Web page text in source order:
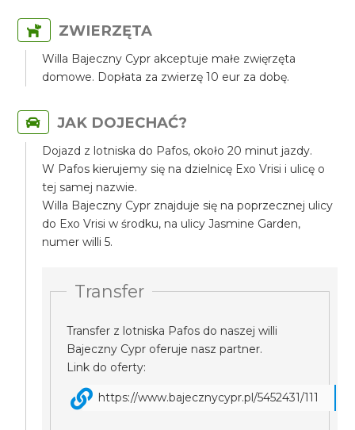
ZWIERZĘTA
Willa Bajeczny Cypr akceptuje małe zwięrzęta
domowe. Dopłata za zwierzę 10 eur za dobę.
JAK DOJECHAĆ?
Dojazd z lotniska do Pafos, około 20 minut jazdy.
W Pafos kierujemy się na dzielnicę Exo Vrisi i ulicę o
tej samej nazwie.
Willa Bajeczny Cypr znajduje się na poprzecznej ulicy
do Exo Vrisi w środku, na ulicy Jasmine Garden,
numer willi 5.
Transfer
Transfer z lotniska Pafos do naszej willi
Bajeczny Cypr oferuje nasz partner.
Link do oferty:
https://www.bajecznycypr.pl/5452431/111